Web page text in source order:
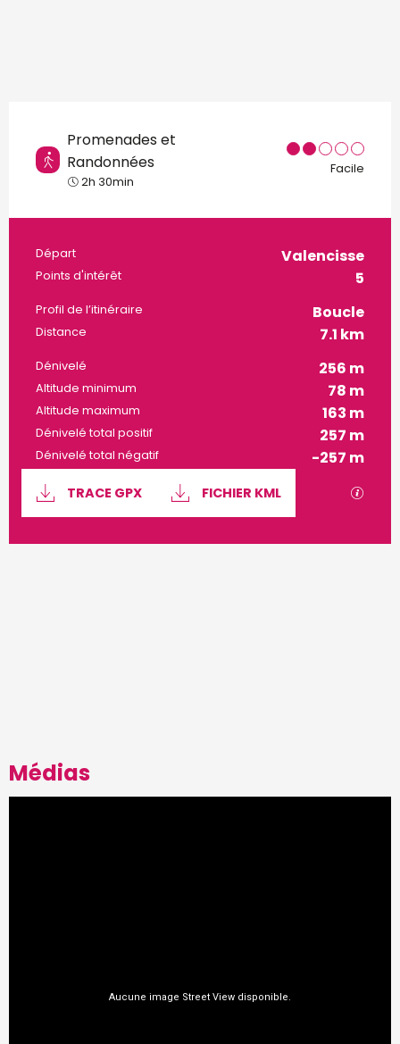
Promenades et
Randonnées
2h 30min
Facile
Informations pratiques
Départ Valencisse
Points d'intérêt 5
Profil de l’itinéraire Boucle
Distance 7.1 km
Dénivelé 256 m
Altitude minimum 78 m
Altitude maximum 163 m
Dénivelé total positif 257 m
Dénivelé total négatif -257 m
Documentation
TRACE GPX FICHIER KML
Médias